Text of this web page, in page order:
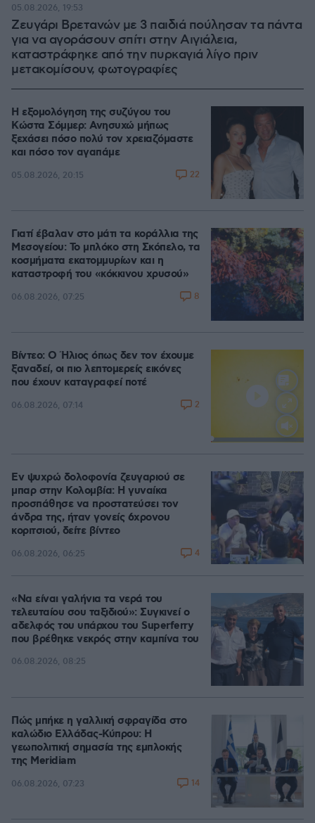
Ζευγάρι Βρετανών με 3 παιδιά πούλησαν τα πάντα
για να αγοράσουν σπίτι στην Αιγιάλεια,
καταστράφηκε από την πυρκαγιά λίγο πριν
μετακομίσουν, φωτογραφίες
05.08.2026, 19:53
Η εξομολόγηση της συζύγου του
Κώστα Σόμμερ: Ανησυχώ μήπως
ξεχάσει πόσο πολύ τον χρειαζόμαστε
και πόσο τον αγαπάμε
05.08.2026, 20:15 22
Γιατί έβαλαν στο μάτι τα κοράλλια της
Μεσογείου: Το μπλόκο στη Σκόπελο, τα
κοσμήματα εκατομμυρίων και η
καταστροφή του «κόκκινου χρυσού»
06.08.2026, 07:25 8
Loaded:
Βίντεο: Ο Ήλιος όπως δεν τον έχουμε
ξαναδεί, οι πιο λεπτομερείς εικόνες
που έχουν καταγραφεί ποτέ
06.08.2026, 07:14 2
Εν ψυχρώ δολοφονία ζευγαριού σε
μπαρ στην Κολομβία: Η γυναίκα
προσπάθησε να προστατεύσει τον
άνδρα της, ήταν γονείς 6χρονου
κοριτσιού, δείτε βίντεο
06.08.2026, 06:25 4
«Να είναι γαλήνια τα νερά του
τελευταίου σου ταξιδιού»: Συγκινεί ο
αδελφός του υπάρχου του Superferry
που βρέθηκε νεκρός στην καμπίνα του
06.08.2026, 08:25
Πώς μπήκε η γαλλική σφραγίδα στο
καλώδιο Ελλάδας-Κύπρου: Η
γεωπολιτική σημασία της εμπλοκής
της Meridiam
06.08.2026, 07:23 14